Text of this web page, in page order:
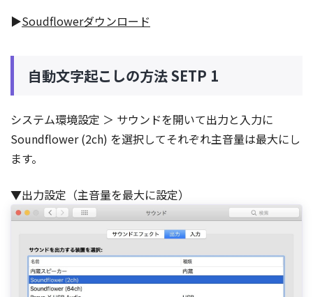
▶Soudflowerダウンロード
自動文字起こしの方法 SETP 1
システム環境設定 ＞ サウンドを開いて出力と入力に
Soundflower (2ch) を選択してそれぞれ主音量は最大にし
ます。
▼出力設定（主音量を最大に設定）